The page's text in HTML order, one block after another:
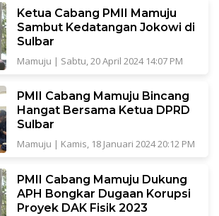
Ketua Cabang PMII Mamuju
Sambut Kedatangan Jokowi di
Sulbar
Mamuju | Sabtu, 20 April 2024 14:07 PM
PMII Cabang Mamuju Bincang
Hangat Bersama Ketua DPRD
Sulbar
Mamuju | Kamis, 18 Januari 2024 20:12 PM
PMII Cabang Mamuju Dukung
APH Bongkar Dugaan Korupsi
Proyek DAK Fisik 2023